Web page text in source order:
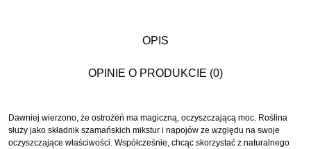
OPIS
OPINIE O PRODUKCIE (0)
Dawniej wierzono, że ostrożeń ma magiczną, oczyszczającą moc. Roślina
służy jako składnik szamańskich mikstur i napojów ze względu na swoje
oczyszczające właściwości. Współcześnie, chcąc skorzystać z naturalnego